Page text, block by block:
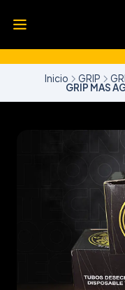
💥 Insumos, máquinas y
necesitas para llevar tu
Inicio GRIP
GRIP MAS